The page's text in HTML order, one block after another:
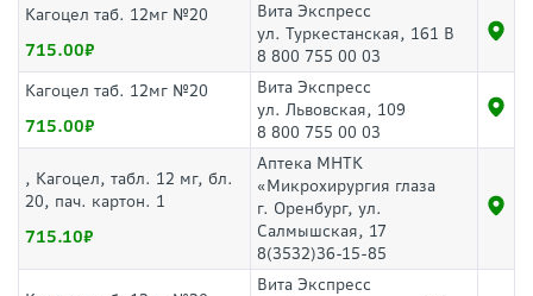
Кагоцел таб. 12мг №20
715.00
Вита Экспресс
ул. Туркестанская, 161 В
8 800 755 00 03
Кагоцел таб. 12мг №20
715.00
Вита Экспресс
ул. Львовская, 109
8 800 755 00 03
, Кагоцел, табл. 12 мг, бл.
20, пач. картон. 1
715.10
Аптека МНТК
«Микрохирургия глаза
г. Оренбург, ул.
Салмышская, 17
8(3532)36-15-85
Вита Экспресс